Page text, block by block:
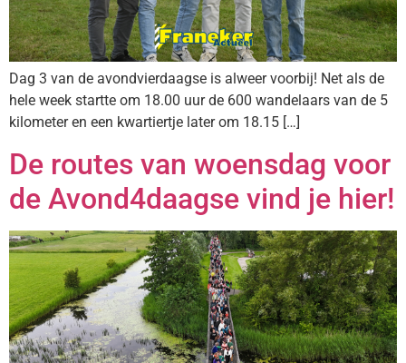
Dag 3 van de avondvierdaagse is alweer voorbij! Net als de
hele week startte om 18.00 uur de 600 wandelaars van de 5
kilometer en een kwartiertje later om 18.15 […]
De routes van woensdag voor
de Avond4daagse vind je hier!